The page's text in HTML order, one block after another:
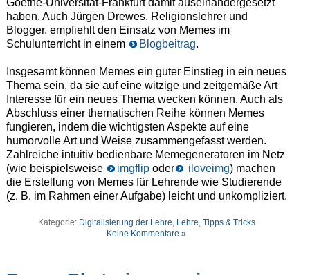
haben. Auch Jürgen Drewes, Religionslehrer und
Blogger, empfiehlt den Einsatz von Memes im
Schulunterricht in einem
Blogbeitrag.
Insgesamt können Memes ein guter Einstieg in ein neues
Thema sein, da sie auf eine witzige und zeitgemäße Art
Interesse für ein neues Thema wecken können. Auch als
Abschluss einer thematischen Reihe können Memes
fungieren, indem die wichtigsten Aspekte auf eine
humorvolle Art und Weise zusammengefasst werden.
Zahlreiche intuitiv bedienbare Memegeneratoren im Netz
(wie beispielsweise
imgflipoder iloveimg) machen
die Erstellung von Memes für Lehrende wie Studierende
(z. B. im Rahmen einer Aufgabe) leicht und unkompliziert.
Kategorie: Digitalisierung der Lehre Lehre Tipps & Tricks
Keine Kommentare »